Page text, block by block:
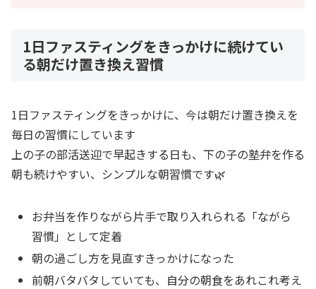
1日ファスティングをきっかけに続けてい
る朝だけ置き換え習慣
1日ファスティングをきっかけに、今は朝だけ置き換えを
毎日の習慣にしています
上の子の部活送迎で早起きする日も、下の子の塾弁を作る
朝も続けやすい、シンプルな朝習慣です🌿
お弁当を作りながら片手で取り入れられる「ながら
習慣」として定着
朝の過ごし方を見直すきっかけになった
前朝バタバタしていても、自分の朝食をあれこれ考え